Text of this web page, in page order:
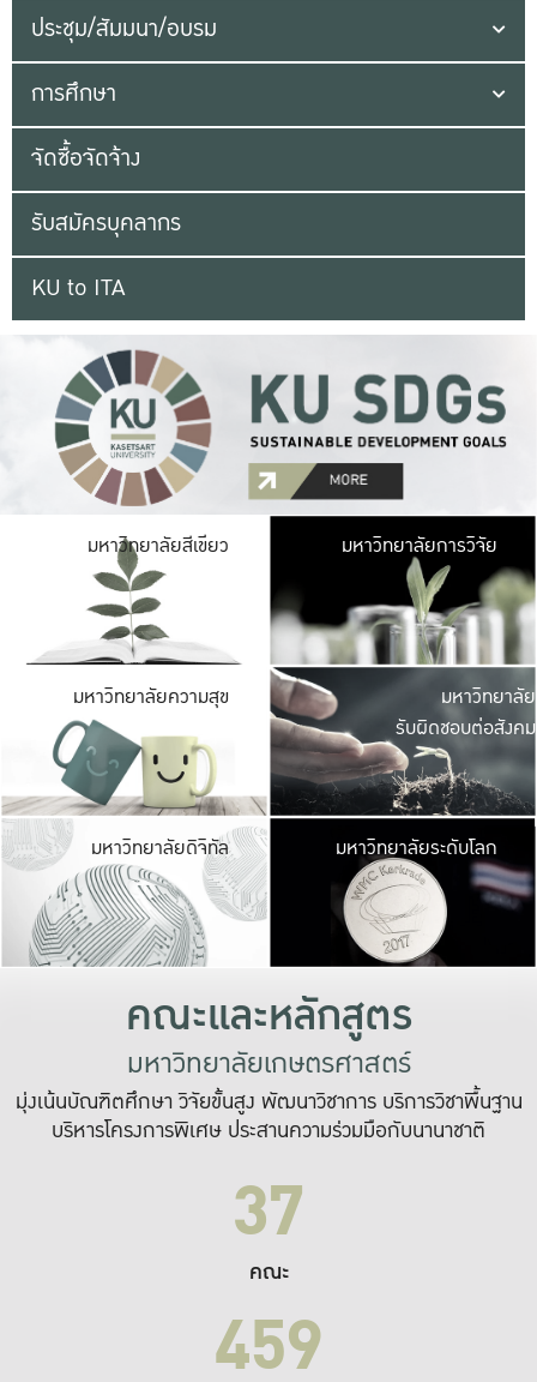
ประชุม/สัมมนา/อบรม
การศึกษา
จัดซื้อจัดจ้าง
รับสมัครบุคลากร
KU to ITA
มหาวิทยาลัยสีเขียว มหาวิ
มีพื้นที่เขียวสดใส
เป็นป่าในเมือง เกษต
มหาวิทยาลัยการวิจัย
มหาวิทยาลัยความสุข มหาวิ
ค
เปิดประ
และพบเรื่องราวใ
มหาวิทยาลัย
รับผิดชอบต่อสังคม
มหาวิทยาลัยดิจิทัล มหาวิ
เปลี่ยนแปลง แล
เพื่อทำง
ระบบสารสนเทศ
มหาวิทยาลัยระดับโลก
คณะและหลักสูตร
มหาวิทยาลัยเกษตรศาสตร์
มุ่งเน้นบัณฑิตศึกษา วิจัยขั้นสูง พัฒนาวิชาการ บริการวิชาพื้นฐาน
บริหารโครงการพิเศษ ประสานความร่วมมือกับนานาชาติ
37
คณะ
459